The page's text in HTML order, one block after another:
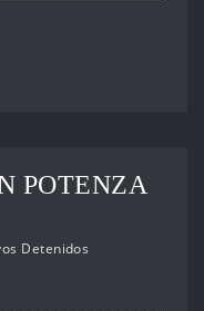
POTENZA
Detenidos